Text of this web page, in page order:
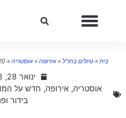
»טיולים בחו"ל»אירופה»אוסטריה»20 אטרקציות חובה בחבל זלצבורג
ינואר 28, 2018
אוסטריה,אירופה,חדש על המדף
בידור ופנאי